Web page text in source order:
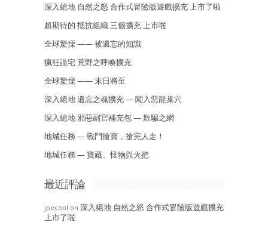
深入絕地 自然之怒 合作式冒險版遊戲擴充 上市了啦
超期待的 抵抗組織 三個擴充 上市啦
全球驚慄 —— 被遺忘的知識
瘋狂詭宅 荒野之呼喚擴充
全球驚慄 —— 末日將至
深入絕地 遺忘之魂擴充 — 闖入惡龍巢穴
深入絕地 邪惡副官補充包 — 欺騙之網
地城任務 — 戰鬥搶寶，搶完人走！
地城任務 — 寶藏、怪物與火把
最近評論
joecool on 深入絕地 自然之怒 合作式冒險版遊戲擴充
上市了啦